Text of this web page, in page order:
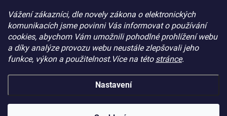
Vážení zákazníci, dle novely zákona o elektronických
komunikacích jsme povinni Vás informovat o používání
cookies, abychom Vám umožnili pohodlné prohlížení webu
a díky analýze provozu webu neustále zlepšovali jeho
funkce, výkon a použitelnost.Více na této stránce.
Nastavení
PŘIJÍMÁME ONLINE PLATBY
Makitapraha.cz . Všechna práva vyhrazena.